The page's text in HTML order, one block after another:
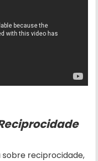
reciprocidade,